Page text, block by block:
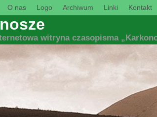
O nas Logo Archiwum Linki Kontakt
witryna czasopisma